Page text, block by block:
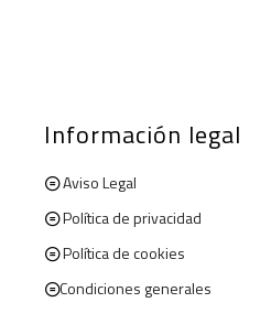
Información legal
Aviso Legal
Política de privacidad
Política de cookies
Condiciones generales